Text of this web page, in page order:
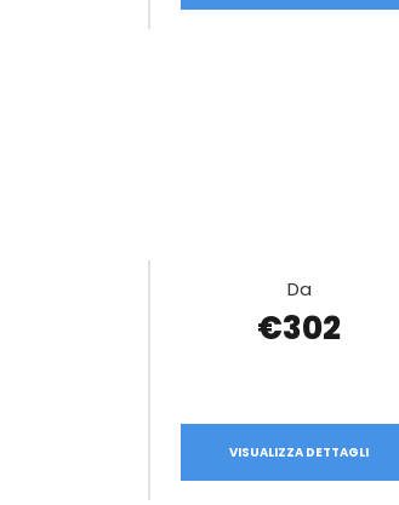
Da
€302
VISUALIZZA DETTAGLI